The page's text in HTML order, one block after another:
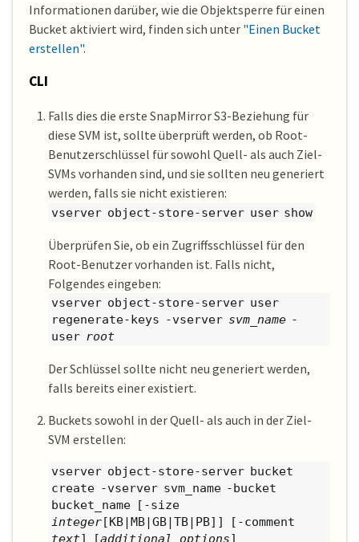
Informationen darüber, wie die Objektsperre für einen
Bucket aktiviert wird, finden sich unter "Einen Bucket
erstellen".
CLI
Falls dies die erste SnapMirror S3-Beziehung für
diese SVM ist, sollte überprüft werden, ob Root-
Benutzerschlüssel für sowohl Quell- als auch Ziel-
SVMs vorhanden sind, und sie sollten neu generiert
werden, falls sie nicht existieren:
vserver object-store-server user show
Überprüfen Sie, ob ein Zugriffsschlüssel für den
Root-Benutzer vorhanden ist. Falls nicht,
Folgendes eingeben:
vserver object-store-server user
regenerate-keys -vserver svm_name-
user root
Der Schlüssel sollte nicht neu generiert werden,
falls bereits einer existiert.
Buckets sowohl in der Quell- als auch in der Ziel-
SVM erstellen:
vserver object-store-server bucket
create -vserver svm_name -bucket
bucket_name [-size
integer[KB|MB|GB|TB|PB]] [-comment
text] [additional_options]